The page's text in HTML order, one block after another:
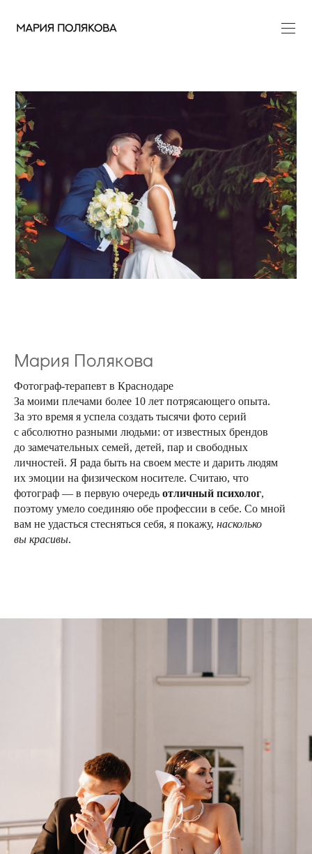
Мария Полякова
Фотограф-терапевт в Краснодаре
За моими плечами более 10 лет потрясающего опыта.
За это время я успела создать тысячи фото серий
с абсолютно разными людьми: от известных брендов
до замечательных семей, детей, пар и свободных
личностей. Я рада быть на своем месте и дарить людям
их эмоции на физическом носителе. Считаю, что
фотограф — в первую очередь отличный психолог,
поэтому умело соединяю обе профессии в себе. Со мной
вам не удасться стесняться себя, я покажу, насколько
вы красивы.